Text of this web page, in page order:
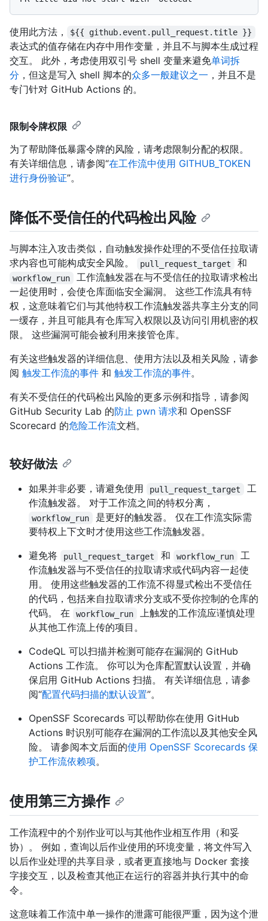
使用此方法， ${{ github.event.pull_request.title }}
表达式的值存储在内存中用作变量，并且不与脚本生成过程
交互。 此外，考虑使用双引号 shell 变量来避免单词拆
分 ，但这是写入 shell 脚本的众多一般建议之一 ，并且不是
专门针对 GitHub Actions 的。
限制令牌权限
为了帮助降低暴露令牌的风险，请考虑限制分配的权限。
有关详细信息，请参阅“在工作流中使用 GITHUB_TOKEN
进行身份验证”。
降低不受信任的代码检出风险
与脚本注入攻击类似，自动触发操作处理的不受信任拉取请
求内容也可能构成安全风险。
pull_request_target 和
workflow_run
工作流触发器在与不受信任的拉取请求检出
一起使用时，会使仓库面临安全漏洞。 这些工作流具有特
权，这意味着它们与其他特权工作流触发器共享主分支的同
一缓存，并且可能具有仓库写入权限以及访问引用机密的权
限。 这些漏洞可能会被利用来接管仓库。
有关这些触发器的详细信息、使用方法以及相关风险，请参
阅 触发工作流的事件 和 触发工作流的事件。
有关不受信任的代码检出风险的更多示例和指导，请参阅
GitHub Security Lab 的防止 pwn 请求和 OpenSSF
Scorecard 的危险工作流文档。
较好做法
如果并非必要，请避免使用 pull_request_target
工
作流触发器。 对于工作流之间的特权分离，
workflow_run
是更好的触发器。 仅在工作流实际需
要特权上下文时才使用这些工作流触发器。
避免将
pull_request_target 和 workflow_run
工
作流触发器与不受信任的拉取请求或代码内容一起使
用。 使用这些触发器的工作流不得显式检出不受信任
的代码，包括来自拉取请求分支或不受你控制的仓库的
代码。 在
workflow_run
上触发的工作流应谨慎处理
从其他工作流上传的项目。
CodeQL 可以扫描并检测可能存在漏洞的 GitHub
Actions 工作流。 你可以为仓库配置默认设置，并确
保启用 GitHub Actions 扫描。 有关详细信息，请参
阅“配置代码扫描的默认设置”。
OpenSSF Scorecards 可以帮助你在使用 GitHub
Actions 时识别可能存在漏洞的工作流以及其他安全风
险。 请参阅本文后面的使用 OpenSSF Scorecards 保
护工作流依赖项。
使用第三方操作
工作流程中的个别作业可以与其他作业相互作用（和妥
协）。 例如，查询以后作业使用的环境变量，将文件写入
以后作业处理的共享目录，或者更直接地与 Docker 套接
字接交互，以及检查其他正在运行的容器并执行其中的命
令。
这意味着工作流中单一操作的泄露可能很严重，因为这个泄